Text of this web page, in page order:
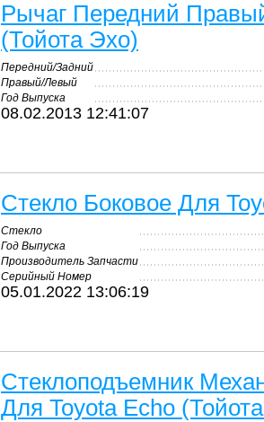
Рычаг Передний
(Тойота Эхо)
Передний/Задний
Правый/Левый
Год Выпуска
08.02.2013 12:41:07
Стекло Боковое Для
Стекло
Год Выпуска
Производитель Запчасти
Серийный Номер
05.01.2022 13:06:19
Стеклоподъемник
Для Toyota Echo